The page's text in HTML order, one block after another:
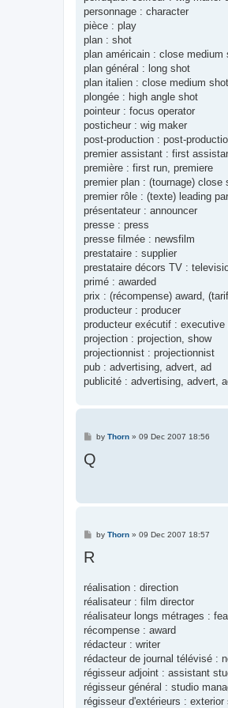
personnage : character
pièce : play
plan : shot
plan américain : close medium
plan général : long shot
plan italien : close medium shot
plongée : high angle shot
pointeur : focus operator
posticheur : wig maker
post-production : post-
premier assistant : first
première : first run, premiere
premier plan : (tournage) close
premier rôle : (texte) leading
présentateur : announcer
presse : press
presse filmée : newsfilm
prestataire : supplier
prestataire décors TV :
primé : awarded
prix : (récompense) award,
producteur : producer
producteur exécutif : executive
projection : projection, show
projectionnist : projectionnist
pub : advertising, advert, ad
publicité : advertising, advert,
P
s
t
by Thorn» 09 Dec 2007 18:56
Q
P
s
t
by Thorn» 09 Dec 2007 18:57
R
réalisation : direction
réalisateur : film director
réalisateur longs métrages :
récompense : award
rédacteur : writer
rédacteur de journal télévisé :
régisseur adjoint : assistant
régisseur général : studio
régisseur d'extérieurs : exterior